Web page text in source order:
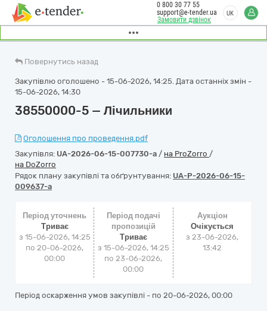
Замовити дзвінок
0 800 30 77 55
support@e-tender.ua
UK
Повернутись назад
Закупівлю оголошено - 15-06-2026, 14:25. Дата останніх змін -
15-06-2026, 14:30
38550000-5 — Лічильники
Оголошення про проведення.pdf
Закупівля: UA-2026-06-15-007730-a / на ProZorro /
на DoZorro
Рядок плану закупівлі та обґрунтування: UA-P-2026-06-15-
009637-a
Період уточнень
Триває
з 15-06-2026, 14:25
по 20-06-2026,
00:00
Період подачі
пропозицій
Триває
з 15-06-2026, 14:25
по 23-06-2026,
00:00
Аукціон
Очікується
з23-06-2026,
13:42
Період оскарження умов закупівлі - по 20-06-2026, 00:00